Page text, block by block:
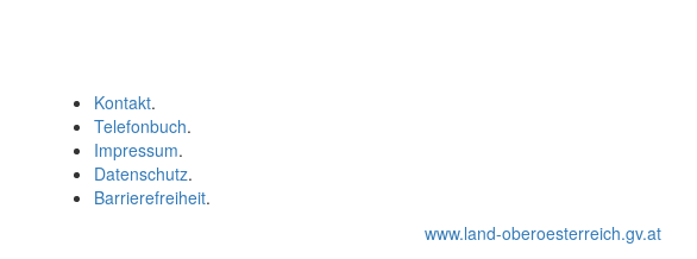
Kontakt.
Telefonbuch.
Impressum.
Datenschutz.
Barrierefreiheit.
www.land-oberoesterreich.gv.at